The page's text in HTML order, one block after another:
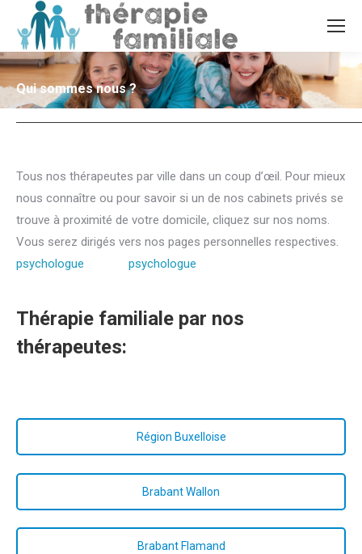
Qui sommes nous ?
Tous nos thérapeutes par ville dans un coup d’œil. Pour mieux
nous connaître ou pour savoir si un de nos cabinets privés se
trouve à proximité de votre domicile, cliquez sur nos noms.
Vous serez dirigés vers nos pages personnelles respectives.
psychologue
psychologue
Thérapie familiale par nos
thérapeutes:
Région Buxelloise
Brabant Wallon
Brabant Flamand